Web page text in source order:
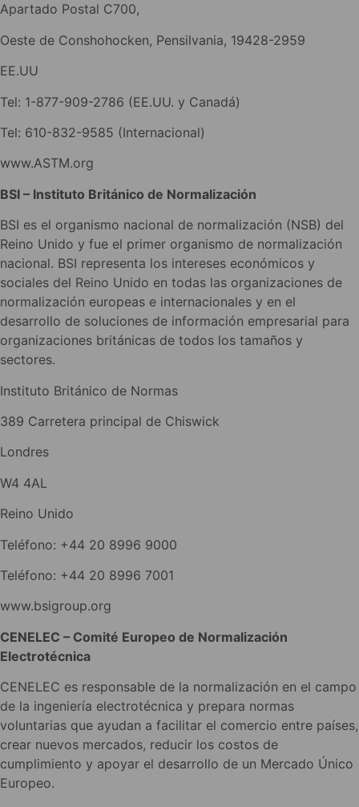
Apartado Postal C700,
Oeste de Conshohocken, Pensilvania, 19428-2959
EE.UU
Tel: 1-877-909-2786 (EE.UU. y Canadá)
Tel: 610-832-9585 (Internacional)
www.ASTM.org
BSI – Instituto Británico de Normalización
BSI es el organismo nacional de normalización (NSB) del
Reino Unido y fue el primer organismo de normalización
nacional. BSI representa los intereses económicos y
sociales del Reino Unido en todas las organizaciones de
normalización europeas e internacionales y en el
desarrollo de soluciones de información empresarial para
organizaciones británicas de todos los tamaños y
sectores.
Instituto Británico de Normas
389 Carretera principal de Chiswick
Londres
W4 4AL
Reino Unido
Teléfono: +44 20 8996 9000
Teléfono: +44 20 8996 7001
www.bsigroup.org
CENELEC – Comité Europeo de Normalización
Electrotécnica
CENELEC es responsable de la normalización en el campo
de la ingeniería electrotécnica y prepara normas
voluntarias que ayudan a facilitar el comercio entre países,
crear nuevos mercados, reducir los costos de
cumplimiento y apoyar el desarrollo de un Mercado Único
Europeo.